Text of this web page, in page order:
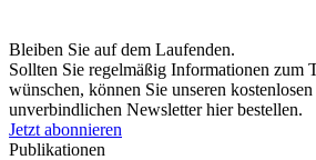
Bleiben Sie auf dem Laufenden.
Sollten Sie regelmäßig Informationen zum
wünschen, können Sie unseren
unverbindlichen Newsletter hier bestellen.
Jetzt abonnieren
Publikationen